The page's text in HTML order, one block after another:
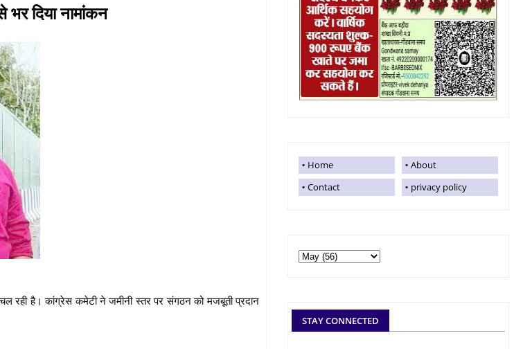
दिया नामांकन
रही है। कांग्रेस कमेटी ने जमीनी स्तर पर संगठन को मजबूती प्रदान
Home
About
Contact
privacy policy
STAY CONNECTED